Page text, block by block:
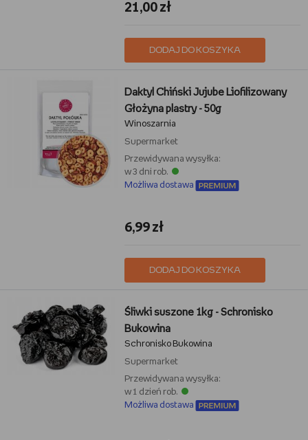
21,00 zł
DODAJ DO KOSZYKA
Daktyl Chiński Jujube Liofilizowany
Głożyna plastry - 50g
Winoszarnia
Supermarket
Przewidywana wysyłka:
w 3 dni rob.
Możliwa dostawa
6,99 zł
DODAJ DO KOSZYKA
Śliwki suszone 1kg - Schronisko
Bukowina
Schronisko Bukowina
Supermarket
Przewidywana wysyłka:
w 1 dzień rob.
Możliwa dostawa